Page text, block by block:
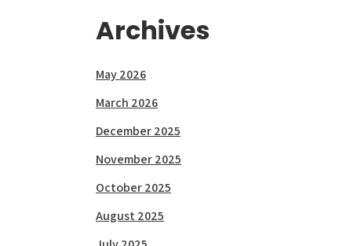
Archives
May 2026
March 2026
December 2025
November 2025
October 2025
August 2025